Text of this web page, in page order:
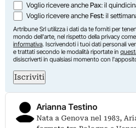
Voglio ricevere anchePax: il
Voglio ricevere ancheFest: il
Artribune Srl utilizza i dati da te forniti per
mondo dell'arte, nel rispetto della privacy
informativa. Iscrivendoti i tuoi dati personali
e trattati secondo le modalità riportate in
disiscriverti in qualsiasi momento con
Iscriviti
Arianna Testino
Nata a Genova nel 1983,